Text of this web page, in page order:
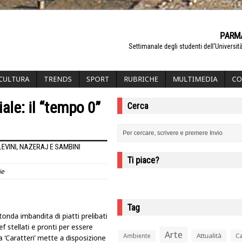
Settimanale degli studenti
TRENDS SPORT RUBRICHE MULTIMEDIA
il “tempo 0”
NAZERAJ E SAMBINI
imbandita di piatti prelibati
stellati e pronti per essere
mette a disposizione
Cerca
Ti piace?
Tag
Ambiente Arte Attualità